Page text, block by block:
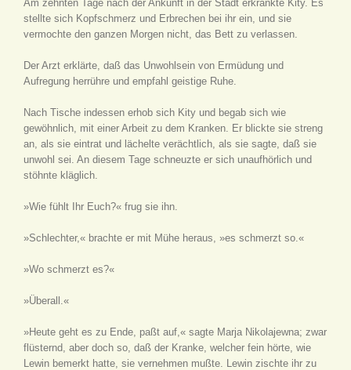
Am zehnten Tage nach der Ankunft in der Stadt erkrankte Kity. Es
stellte sich Kopfschmerz und Erbrechen bei ihr ein, und sie
vermochte den ganzen Morgen nicht, das Bett zu verlassen.
Der Arzt erklärte, daß das Unwohlsein von Ermüdung und
Aufregung herrühre und empfahl geistige Ruhe.
Nach Tische indessen erhob sich Kity und begab sich wie
gewöhnlich, mit einer Arbeit zu dem Kranken. Er blickte sie streng
an, als sie eintrat und lächelte verächtlich, als sie sagte, daß sie
unwohl sei. An diesem Tage schneuzte er sich unaufhörlich und
stöhnte kläglich.
»Wie fühlt Ihr Euch?« frug sie ihn.
»Schlechter,« brachte er mit Mühe heraus, »es schmerzt so.«
»Wo schmerzt es?«
»Überall.«
»Heute geht es zu Ende, paßt auf,« sagte Marja Nikolajewna; zwar
flüsternd, aber doch so, daß der Kranke, welcher fein hörte, wie
Lewin bemerkt hatte, sie vernehmen mußte. Lewin zischte ihr zu